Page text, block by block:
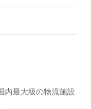
内最大級の物流施設